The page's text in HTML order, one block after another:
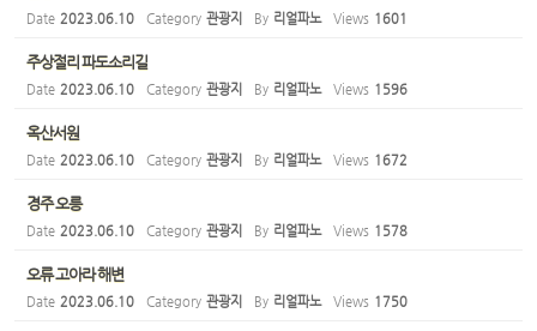
Date 2023.06.10 Category 관광지 By 리얼파노 Views 1601
주상절리 파도소리길
Date 2023.06.10 Category 관광지 By 리얼파노 Views 1596
옥산서원
Date 2023.06.10 Category 관광지 By 리얼파노 Views 1672
경주 오릉
Date 2023.06.10 Category 관광지 By 리얼파노 Views 1578
오류 고아라 해변
Date 2023.06.10 Category 관광지 By 리얼파노 Views 1750